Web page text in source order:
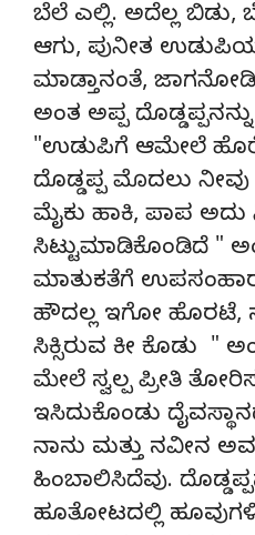
ಬೆಲೆ ಎಲ್ಲಿ. ಅದೆಲ್ಲ ಬಿಡು,
ಆಗು, ಪುನೀತ
ಮಾಡ್ತಾನಂತೆ,
ಅಂತ ಅಪ್ಪ
"ಉಡುಪಿಗೆ ಆಮೇಲೆ
ದೊಡ್ಡಪ್ಪ ಮೊದಲು
ಮೈಕು ಹಾಕಿ, ಪಾಪ
ಸಿಟ್ಟುಮಾಡಿಕೊಂಡಿದೆ "
ಮಾತುಕತೆಗೆ
ಹೌದಲ್ಲ ಇಗೋ ಹೊರಟೆ,
ಸಿಕ್ಸಿರುವ ಕೀ ಕೊಡು "
ಮೇಲೆ ಸ್ವಲ್ಪ ಪ್ರೀತಿ
ಇಸಿದುಕೊಂಡು
ನಾನು ಮತ್ತು ನವೀನ
ಹಿಂಬಾಲಿಸಿದೆವು.
ಹೂತೋಟದಲ್ಲಿ